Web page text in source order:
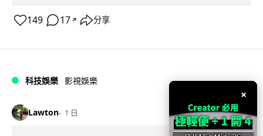
149 17 ↗ 分享
科技娛樂 影視娛樂
Lawton 1 日
×